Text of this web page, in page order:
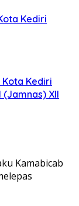
Kediri
Kediri
XII
Kamabicab